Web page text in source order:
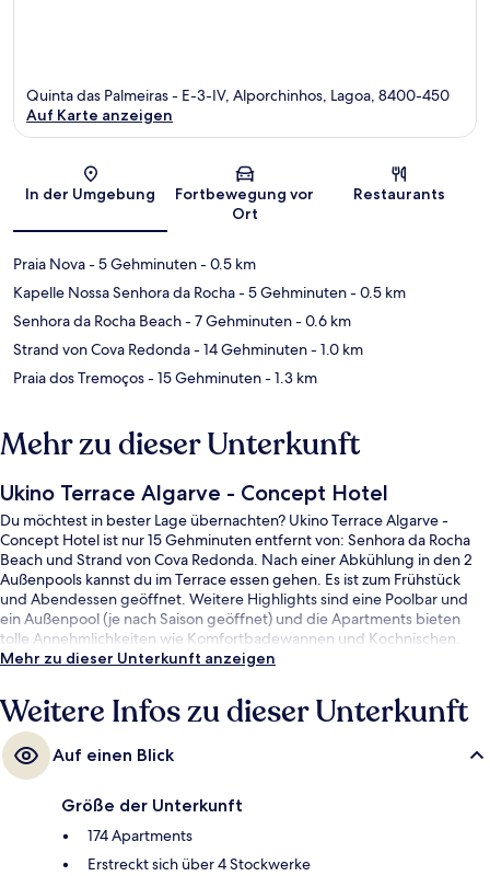
Karte
Quinta das Palmeiras - E-3-IV, Alporchinhos, Lagoa, 8400-450
Auf Karte anzeigen
In der Umgebung
Fortbewegung vor
Ort
Restaurants
Praia Nova- 5 Gehminuten- 0.5 km
Kapelle Nossa Senhora da Rocha- 5 Gehminuten- 0.5 km
Senhora da Rocha Beach- 7 Gehminuten- 0.6 km
Strand von Cova Redonda- 14 Gehminuten- 1.0 km
Praia dos Tremoços- 15 Gehminuten- 1.3 km
Mehr zu dieser Unterkunft
Ukino Terrace Algarve - Concept Hotel
Du möchtest in bester Lage übernachten? Ukino Terrace Algarve -
Concept Hotel ist nur 15 Gehminuten entfernt von: Senhora da Rocha
Beach und Strand von Cova Redonda. Nach einer Abkühlung in den 2
Außenpools kannst du im Terrace essen gehen. Es ist zum Frühstück
und Abendessen geöffnet. Weitere Highlights sind eine Poolbar und
ein Außenpool (je nach Saison geöffnet) und die Apartments bieten
tolle Annehmlichkeiten wie Komfortbadewannen und Kochnischen.
Mehr zu dieser Unterkunft anzeigen
Weitere Infos zu dieser Unterkunft
Auf einen Blick
Größe der Unterkunft
174 Apartments
Erstreckt sich über 4 Stockwerke